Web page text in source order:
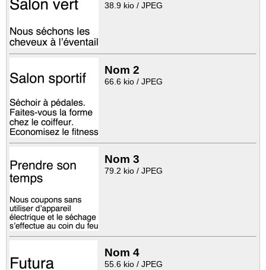
38.9 kio / JPEG
Nom 2
66.6 kio / JPEG
Nom 3
79.2 kio / JPEG
Nom 4
55.6 kio / JPEG